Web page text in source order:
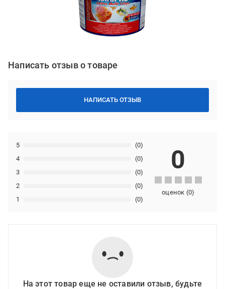
Написать отзыв о товаре
НАПИСАТЬ ОТЗЫВ
1 (0)
2 (0)
3 (0)
4 (0)
5 (0)
0
оценок (0)
На этот товар еще не оставили отзыв, будьте